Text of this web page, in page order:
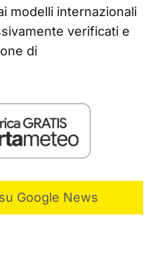
modelli internazionali
verificati e
di
Google News